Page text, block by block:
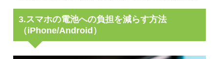
3.スマホの電池への負担を減らす方法
（iPhone/Android）